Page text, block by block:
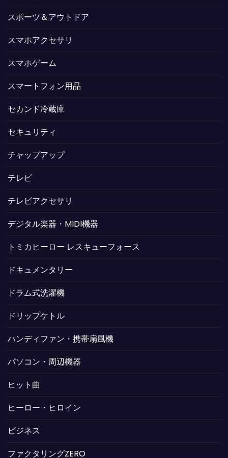
スポーツ＆アウトドア
スマホアクセサリ
スマホゲーム
スマートフォン用品
セカンド冷蔵庫
セキュリティ
チャップアップ
テレビ
テレビアクセサリ
デジタル楽器・MIDI機器
トミカヒーロー レスキューフォース
ドキュメンタリー
ドラム式洗濯機
ドリップケトル
ハンディファン・携帯扇風機
パソコン・周辺機器
ヒット曲
ヒーロー・ヒロイン
ビジネス
ファクタリングZERO